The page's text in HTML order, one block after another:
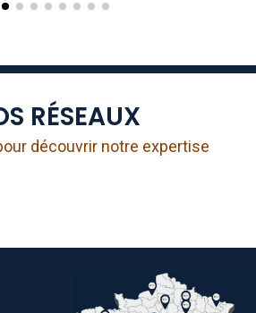
RÉSEAUX
découvrir notre expertise